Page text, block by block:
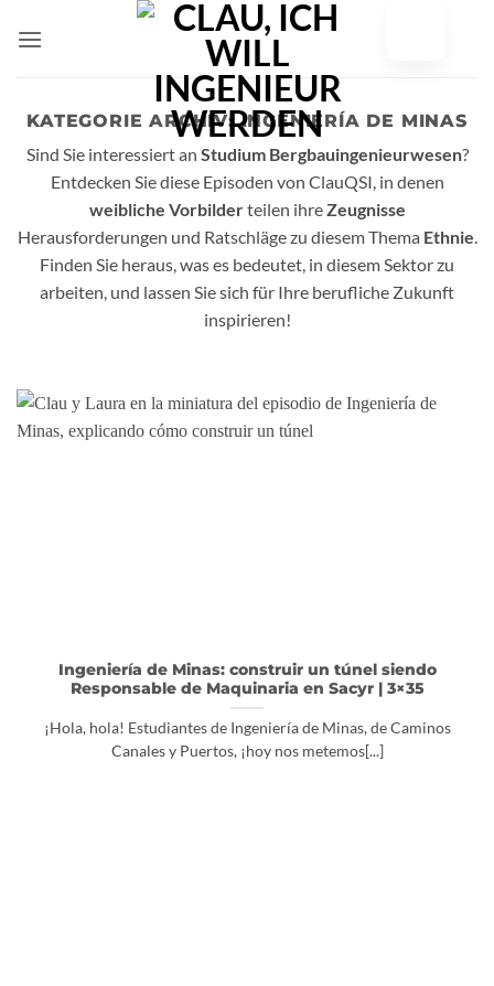
Inhalt
KATEGORIE ARCHIV:INGENIERÍA DE MINAS
Sind Sie interessiert an Studium Bergbauingenieurwesen?
Entdecken Sie diese Episoden von ClauQSI, in denen
weibliche Vorbilderteilen ihreZeugnisse
Herausforderungen und Ratschläge zu diesem Thema Ethnie.
Finden Sie heraus, was es bedeutet, in diesem Sektor zu
arbeiten, und lassen Sie sich für Ihre berufliche Zukunft
inspirieren!
Ingeniería de Minas: construir un túnel siendo
Responsable de Maquinaria en Sacyr | 3×35
¡Hola, hola! Estudiantes de Ingeniería de Minas, de Caminos
Canales y Puertos, ¡hoy nos metemos[...]